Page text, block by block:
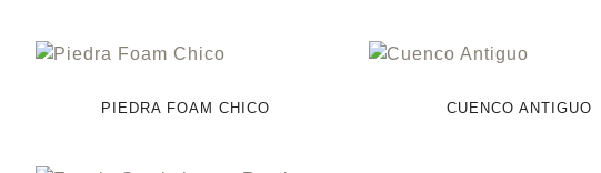
PIEDRA FOAM CHICO CUENCO ANTIGUO